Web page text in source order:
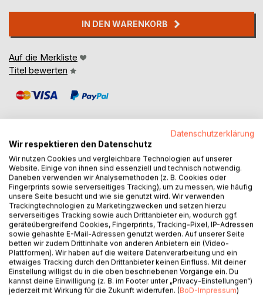
IN DEN WARENKORB
Auf die Merkliste
Titel bewerten
BESCHREIBUNG
Psalter und Offenbarung stehen am Anfang bzw. Ende der
Bibel, gehören aber inhaltlich zusammen.
Sie sind aus heutiger Sicht scheinbar schwer verständlich,
können aber durchaus verstanden werden, wenn man ihre
Sprache und Sichtweise heutiger Sprache und
Gedankenwelt anpasst. bzw. in unsere Zeit übersetzt.
Im vorliegenden Buch wird dies gezeigt.
Datenschutzerklärung
Wir respektieren den Datenschutz
Wir nutzen Cookies und vergleichbare Technologien auf unserer
Website. Einige von ihnen sind essenziell und technisch notwendig.
Daneben verwenden wir Analysemethoden (z. B. Cookies oder
Fingerprints sowie serverseitiges Tracking), um zu messen, wie häufig
unsere Seite besucht und wie sie genutzt wird. Wir verwenden
Trackingtechnologien zu Marketingzwecken und setzen hierzu
serverseitiges Tracking sowie auch Drittanbieter ein, wodurch ggf.
geräteübergreifend Cookies, Fingerprints, Tracking-Pixel, IP-Adressen
sowie gehashte E-Mail-Adressen genutzt werden. Auf unserer Seite
betten wir zudem Drittinhalte von anderen Anbietern ein (Video-
Plattformen). Wir haben auf die weitere Datenverarbeitung und ein
etwaiges Tracking durch den Drittanbieter keinen Einfluss. Mit deiner
Einstellung willigst du in die oben beschriebenen Vorgänge ein. Du
kannst deine Einwilligung (z. B. im Footer unter „Privacy-Einstellungen“)
jederzeit mit Wirkung für die Zukunft widerrufen. (BoD-Impressum)